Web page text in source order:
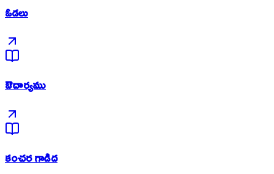
ఓడలు
ఔదార్యము
కంచర గాడిద